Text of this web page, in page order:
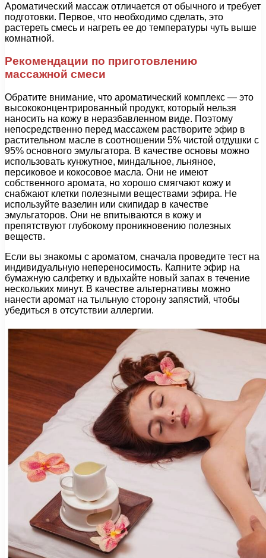
Ароматический массаж отличается от обычного и требует
подготовки. Первое, что необходимо сделать, это
растереть смесь и нагреть ее до температуры чуть выше
комнатной.
Рекомендации по приготовлению
массажной смеси
Обратите внимание, что ароматический комплекс — это
высококонцентрированный продукт, который нельзя
наносить на кожу в неразбавленном виде. Поэтому
непосредственно перед массажем растворите эфир в
растительном масле в соотношении 5% чистой отдушки с
95% основного эмульгатора. В качестве основы можно
использовать кунжутное, миндальное, льняное,
персиковое и кокосовое масла. Они не имеют
собственного аромата, но хорошо смягчают кожу и
снабжают клетки полезными веществами эфира. Не
используйте вазелин или скипидар в качестве
эмульгаторов. Они не впитываются в кожу и
препятствуют глубокому проникновению полезных
веществ.
Если вы знакомы с ароматом, сначала проведите тест на
индивидуальную непереносимость. Капните эфир на
бумажную салфетку и вдыхайте новый запах в течение
нескольких минут. В качестве альтернативы можно
нанести аромат на тыльную сторону запястий, чтобы
убедиться в отсутствии аллергии.